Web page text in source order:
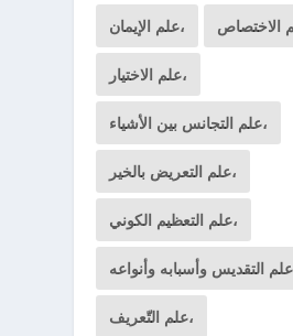
علم الإيمان،
علم الاختيار،
علم التجانس بين الأشياء،
علم التعريض بالخير،
علم التعظيم الكوني،
علم التّعريف،